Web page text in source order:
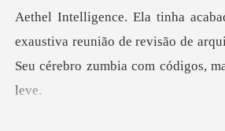
Histórico
Sair
a tinha
exaustiva reunião de revisão de